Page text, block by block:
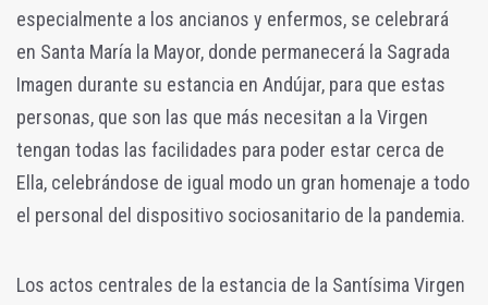
especialmente a los ancianos y enfermos, se celebrará
en Santa María la Mayor, donde permanecerá la Sagrada
Imagen durante su estancia en Andújar, para que estas
personas, que son las que más necesitan a la Virgen
tengan todas las facilidades para poder estar cerca de
Ella, celebrándose de igual modo un gran homenaje a todo
el personal del dispositivo sociosanitario de la pandemia.
Los actos centrales de la estancia de la Santísima Virgen